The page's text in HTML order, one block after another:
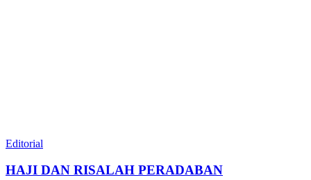
Editorial
HAJI DAN RISALAH PERADABAN